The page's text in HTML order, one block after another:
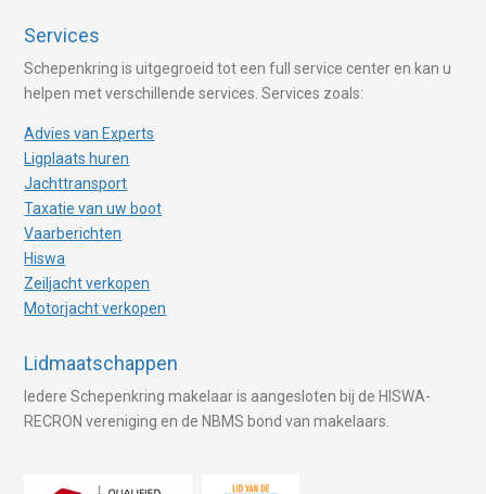
Services
Schepenkring is uitgegroeid tot een full service center en kan u
helpen met verschillende services. Services zoals:
Advies van Experts
Ligplaats huren
Jachttransport
Taxatie van uw boot
Vaarberichten
Hiswa
Zeiljacht verkopen
Motorjacht verkopen
Lidmaatschappen
Iedere Schepenkring makelaar is aangesloten bij de HISWA-
RECRON vereniging en de NBMS bond van makelaars.